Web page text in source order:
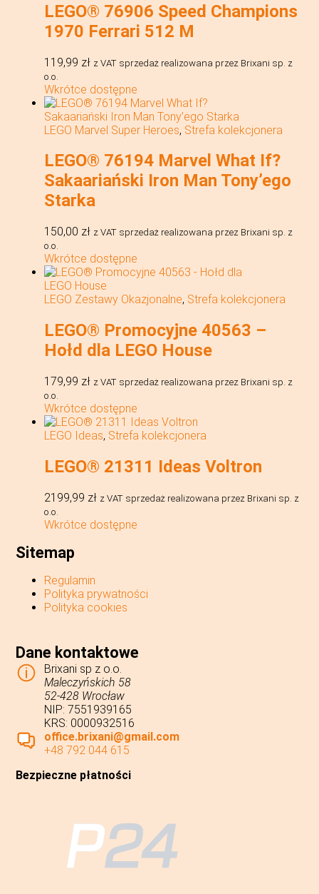
LEGO® 76906 Speed Champions
1970 Ferrari 512 M
119,99 zł z VAT sprzedaż realizowana przez Brixani sp. z
o.o.
Wkrótce dostępne
LEGO Marvel Super Heroes, Strefa kolekcjonera
LEGO® 76194 Marvel What If?
Sakaariański Iron Man Tony’ego
Starka
150,00 zł z VAT sprzedaż realizowana przez Brixani sp. z
o.o.
Wkrótce dostępne
LEGO Zestawy Okazjonalne, Strefa kolekcjonera
LEGO® Promocyjne 40563 –
Hołd dla LEGO House
179,99 zł z VAT sprzedaż realizowana przez Brixani sp. z
o.o.
Wkrótce dostępne
LEGO Ideas, Strefa kolekcjonera
LEGO® 21311 Ideas Voltron
2199,99 zł z VAT sprzedaż realizowana przez Brixani sp. z
o.o.
Wkrótce dostępne
Sitemap
Regulamin
Polityka prywatności
Polityka cookies
Dane kontaktowe
Brixani sp z o.o.
Maleczyńskich 58
52-428 Wrocław
NIP: 7551939165
KRS: 0000932516
office.brixani@gmail.com
+48 792 044 615
Bezpieczne płatności